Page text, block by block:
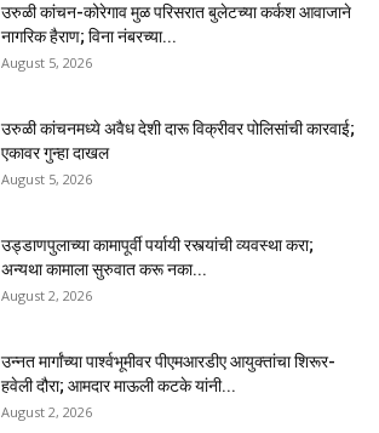
उरुळी कांचन-कोरेगाव मुळ परिसरात बुलेटच्या कर्कश आवाजाने
नागरिक हैराण; विना नंबरच्या...
August 5, 2026
उरुळी कांचनमध्ये अवैध देशी दारू विक्रीवर पोलिसांची कारवाई;
एकावर गुन्हा दाखल
August 5, 2026
उड्डाणपुलाच्या कामापूर्वी पर्यायी रस्त्यांची व्यवस्था करा;
अन्यथा कामाला सुरुवात करू नका...
August 2, 2026
उन्नत मार्गांच्या पार्श्वभूमीवर पीएमआरडीए आयुक्तांचा शिरूर-
हवेली दौरा; आमदार माऊली कटके यांनी...
August 2, 2026